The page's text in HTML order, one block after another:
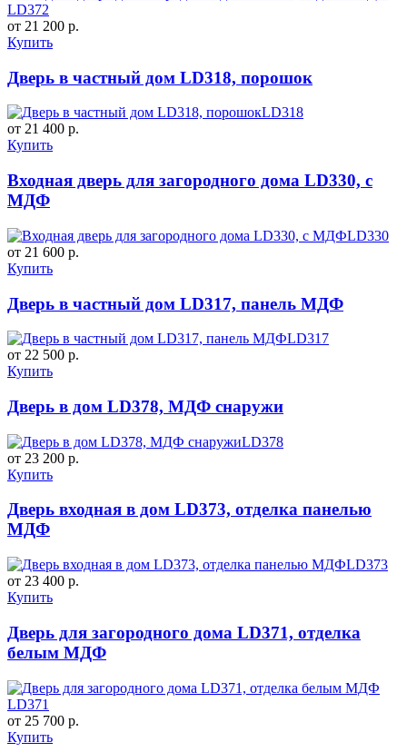
LD372
от 21 200 р.
Купить
Дверь в частный дом LD318, порошок
LD318
от 21 400 р.
Купить
Входная дверь для загородного дома LD330, с
МДФ
LD330
от 21 600 р.
Купить
Дверь в частный дом LD317, панель МДФ
LD317
от 22 500 р.
Купить
Дверь в дом LD378, МДФ снаружи
LD378
от 23 200 р.
Купить
Дверь входная в дом LD373, отделка панелью
МДФ
LD373
от 23 400 р.
Купить
Дверь для загородного дома LD371, отделка
белым МДФ
LD371
от 25 700 р.
Купить